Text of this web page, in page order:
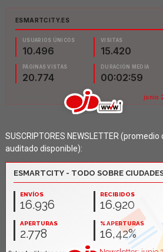
SUSCRIPTORES NEWSLETTER
auditado disponible):